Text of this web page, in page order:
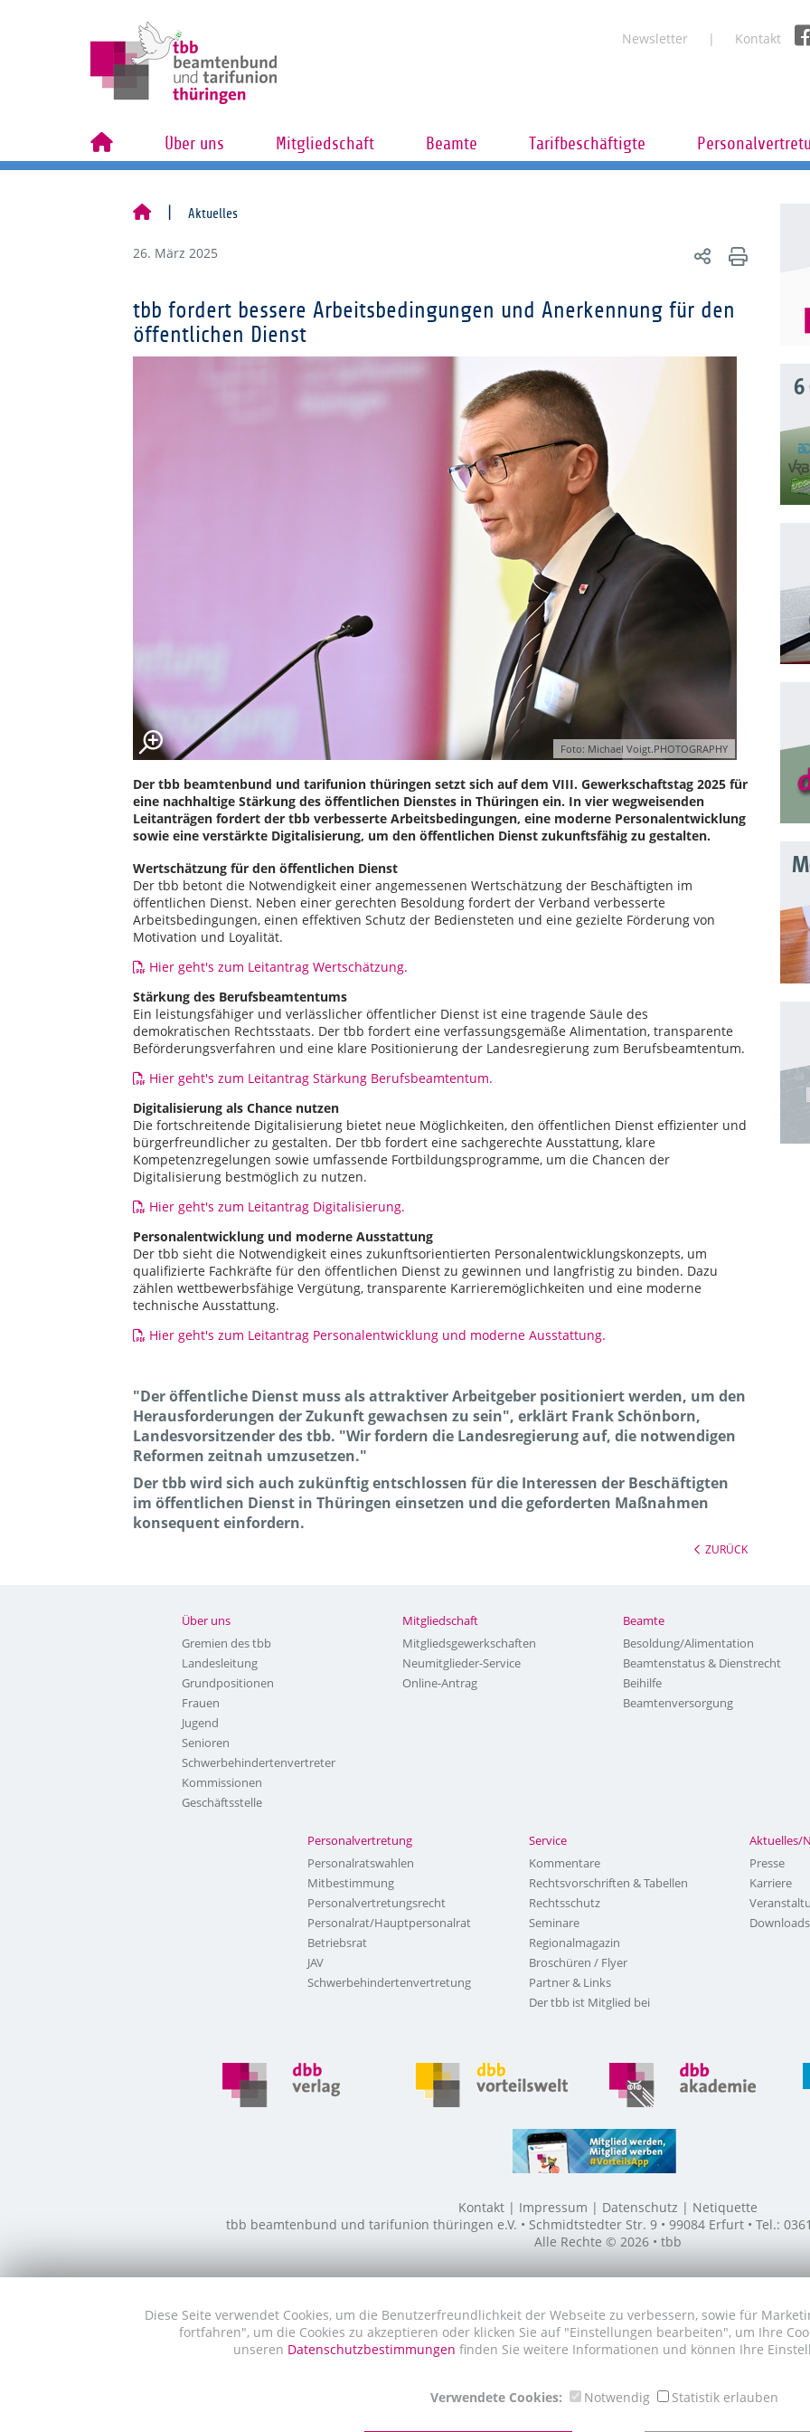
Newsletter Kontakt
Über uns Mitgliedschaft Beamte Tarifbeschäftigte
Aktuelles
26. März 2025
tbb fordert bessere Arbeitsbedingungen und Anerkennung für den
öffentlichen Dienst
Foto: Michael Voigt.PHOTOGRAPHY
Der tbb beamtenbund und tarifunion thüringen setzt sich auf dem VIII. Gewerkschaftstag 2025 für
eine nachhaltige Stärkung des öffentlichen Dienstes in Thüringen ein. In vier wegweisenden
Leitanträgen fordert der tbb verbesserte Arbeitsbedingungen, eine moderne Personalentwicklung
sowie eine verstärkte Digitalisierung, um den öffentlichen Dienst zukunftsfähig zu gestalten.
Wertschätzung für den öffentlichen Dienst
Der tbb betont die Notwendigkeit einer angemessenen Wertschätzung der Beschäftigten im
öffentlichen Dienst. Neben einer gerechten Besoldung fordert der Verband verbesserte
Arbeitsbedingungen, einen effektiven Schutz der Bediensteten und eine gezielte Förderung von
Motivation und Loyalität.
Hier geht's zum Leitantrag Wertschätzung.
Stärkung des Berufsbeamtentums
Ein leistungsfähiger und verlässlicher öffentlicher Dienst ist eine tragende Säule des
demokratischen Rechtsstaats. Der tbb fordert eine verfassungsgemäße Alimentation, transparente
Beförderungsverfahren und eine klare Positionierung der Landesregierung zum Berufsbeamtentum.
Hier geht's zum Leitantrag Stärkung Berufsbeamtentum.
Digitalisierung als Chance nutzen
Die fortschreitende Digitalisierung bietet neue Möglichkeiten, den öffentlichen Dienst effizienter und
bürgerfreundlicher zu gestalten. Der tbb fordert eine sachgerechte Ausstattung, klare
Kompetenzregelungen sowie umfassende Fortbildungsprogramme, um die Chancen der
Digitalisierung bestmöglich zu nutzen.
Hier geht's zum Leitantrag Digitalisierung.
Personalentwicklung und moderne Ausstattung
Der tbb sieht die Notwendigkeit eines zukunftsorientierten Personalentwicklungskonzepts, um
qualifizierte Fachkräfte für den öffentlichen Dienst zu gewinnen und langfristig zu binden. Dazu
zählen wettbewerbsfähige Vergütung, transparente Karrieremöglichkeiten und eine moderne
technische Ausstattung.
Hier geht's zum Leitantrag Personalentwicklung und moderne Ausstattung.
"Der öffentliche Dienst muss als attraktiver Arbeitgeber positioniert werden, um den
Herausforderungen der Zukunft gewachsen zu sein", erklärt Frank Schönborn,
Landesvorsitzender des tbb. "Wir fordern die Landesregierung auf, die notwendigen
Reformen zeitnah umzusetzen."
Der tbb wird sich auch zukünftig entschlossen für die Interessen der Beschäftigten
im öffentlichen Dienst in Thüringen einsetzen und die geforderten Maßnahmen
konsequent einfordern.
ZURÜCK
6
Über uns
Gremien des tbb
Landesleitung
Grundpositionen
Frauen
Jugend
Senioren
Schwerbehindertenvertreter
Kommissionen
Geschäftsstelle
Mitgliedschaft
Mitgliedsgewerkschaften
Neumitglieder-Service
Online-Antrag
Beamte
Besoldung/Alimentation
Beamtenstatus & Dienstrecht
Beihilfe
Beamtenversorgung
Personalvertretung
Personalratswahlen
Mitbestimmung
Personalvertretungsrecht
Personalrat/Hauptpersonalrat
Betriebsrat
JAV
Schwerbehindertenvertretung
Service
Kommentare
Rechtsvorschriften & Tabellen
Rechtsschutz
Seminare
Regionalmagazin
Broschüren / Flyer
Partner & Links
Der tbb ist Mitglied bei
Aktuelles/
Presse
Karriere
Downloads
Kontakt Impressum Datenschutz
Netiquette
tbb beamtenbund und tarifunion thüringen e.V. • Schmidtstedter Str. 9 • 99084 Erfurt • Tel.:
Alle Rechte © 2026 • tbb
Diese Seite verwendet Cookies, um die Benutzerfreundlichkeit der Webseite zu verbessern, sowie für
fortfahren", um die Cookies zu akzeptieren oder klicken Sie auf "Einstellungen bearbeiten", um Ihre
unseren Datenschutzbestimmungen finden Sie weitere Informationen und können Ihre
Verwendete Cookies: Notwendig Statistik erlauben